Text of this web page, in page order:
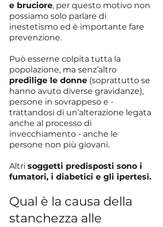
e bruciore, per questo motivo non
possiamo solo parlare di
inestetismo ed è importante fare
prevenzione.
Può esserne colpita tutta la
popolazione, ma senz’altro
predilige le donne (soprattutto se
hanno avuto diverse gravidanze),
persone in sovrappeso e -
trattandosi di un’alterazione legata
anche al processo di
invecchiamento - anche le
persone non più giovani.
Altri soggetti predisposti sono i
fumatori, i diabetici e gli ipertesi.
Qual è la causa della
stanchezza alle